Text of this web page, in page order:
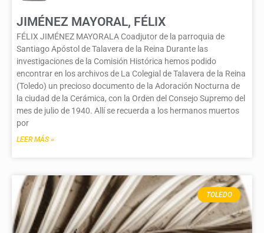
JIMÉNEZ MAYORAL, FÉLIX
FÉLIX JIMÉNEZ MAYORALA Coadjutor de la parroquia de
Santiago Apóstol de Talavera de la Reina Durante las
investigaciones de la Comisión Histórica hemos podido
encontrar en los archivos de La Colegial de Talavera de la Reina
(Toledo) un precioso documento de la Adoración Nocturna de
la ciudad de la Cerámica, con la Orden del Consejo Supremo del
mes de julio de 1940. Allí se recuerda a los hermanos muertos
por
LEER MÁS »
TOLEDO